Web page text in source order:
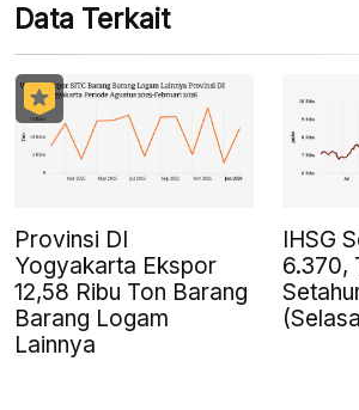
Data Terkait
Provinsi DI
Yogyakarta Ekspor
12,58 Ribu Ton Barang
Barang Logam
Lainnya
IHSG
6.370,